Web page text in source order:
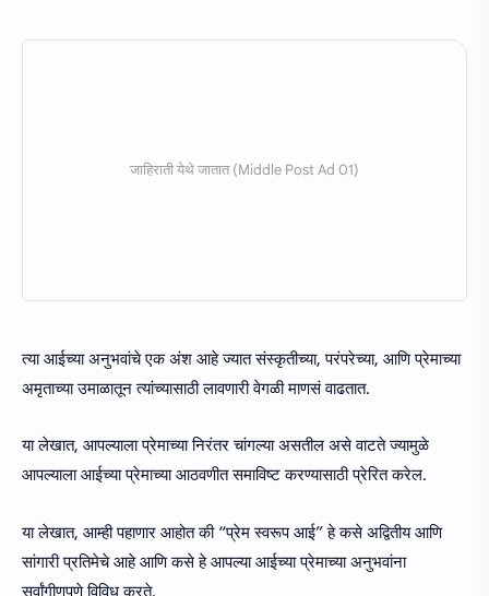
त्या आईच्या अनुभवांचे एक अंश आहे ज्यात संस्कृतीच्या, परंपरेच्या, आणि प्रेमाच्या
अमृताच्या उमाळातून त्यांच्यासाठी लावणारी वेगळी माणसं वाढतात.
या लेखात, आपल्याला प्रेमाच्या निरंतर चांगल्या असतील असे वाटते ज्यामुळे
आपल्याला आईच्या प्रेमाच्या आठवणीत समाविष्ट करण्यासाठी प्रेरित करेल.
या लेखात, आम्ही पहाणार आहोत की “प्रेम स्वरूप आई” हे कसे अद्वितीय आणि
सांगारी प्रतिमेचे आहे आणि कसे हे आपल्या आईच्या प्रेमाच्या अनुभवांना
सर्वांगीणपणे विविध करते.